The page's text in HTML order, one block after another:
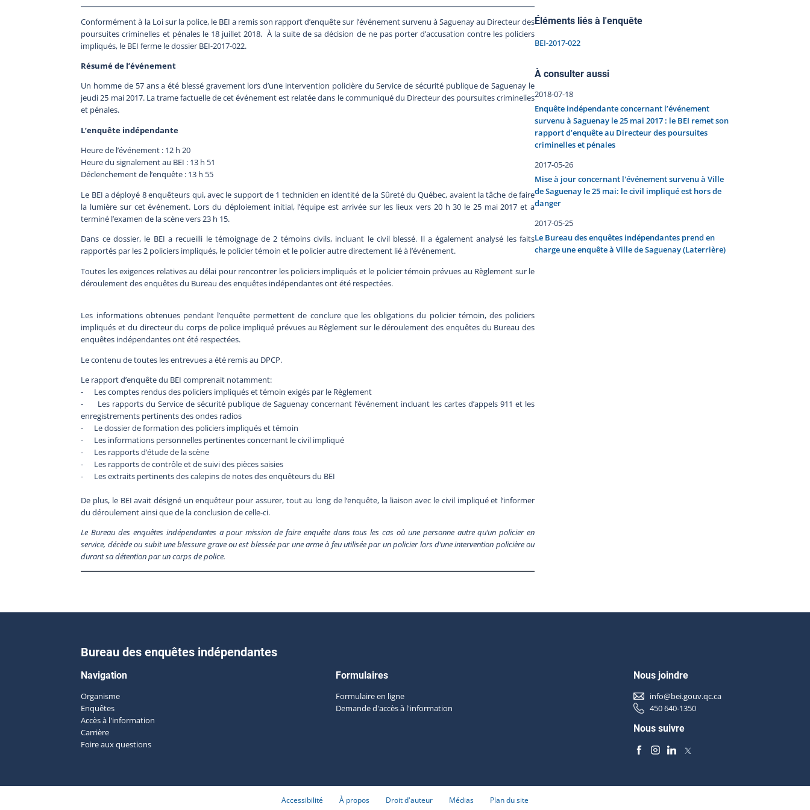
Conformément à la Loi sur la police, le BEI a remis son rapport d’enquête sur l’événement survenu à Saguenay au Directeur des
poursuites criminelles et pénales le 18 juillet 2018. À la suite de sa décision de ne pas porter d’accusation contre les policiers
impliqués, le BEI ferme le dossier BEI-2017-022.
Résumé de l’événement
Un homme de 57 ans a été blessé gravement lors d’une intervention policière du Service de sécurité publique de Saguenay le
jeudi 25 mai 2017. La trame factuelle de cet événement est relatée dans le communiqué du Directeur des poursuites criminelles
et pénales.
L’enquête indépendante
Heure de l’événement : 12 h 20
Heure du signalement au BEI : 13 h 51
Déclenchement de l’enquête : 13 h 55
Le BEI a déployé 8 enquêteurs qui, avec le support de 1 technicien en identité de la Sûreté du Québec, avaient la tâche de faire
la lumière sur cet événement. Lors du déploiement initial, l’équipe est arrivée sur les lieux vers 20 h 30 le 25 mai 2017 et a
terminé l’examen de la scène vers 23 h 15.
Dans ce dossier, le BEI a recueilli le témoignage de 2 témoins civils, incluant le civil blessé. Il a également analysé les faits
rapportés par les 2 policiers impliqués, le policier témoin et le policier autre directement lié à l’événement.
Toutes les exigences relatives au délai pour rencontrer les policiers impliqués et le policier témoin prévues au Règlement sur le
déroulement des enquêtes du Bureau des enquêtes indépendantes ont été respectées.
Les informations obtenues pendant l’enquête permettent de conclure que les obligations du policier témoin, des policiers
impliqués et du directeur du corps de police impliqué prévues au Règlement sur le déroulement des enquêtes du Bureau des
enquêtes indépendantes ont été respectées.
Le contenu de toutes les entrevues a été remis au DPCP.
Le rapport d’enquête du BEI comprenait notamment:
- Les comptes rendus des policiers impliqués et témoin exigés par le Règlement
- Les rapports du Service de sécurité publique de Saguenay concernant l’événement incluant les cartes d’appels 911 et les
enregistrements pertinents des ondes radios
- Le dossier de formation des policiers impliqués et témoin
- Les informations personnelles pertinentes concernant le civil impliqué
- Les rapports d’étude de la scène
- Les rapports de contrôle et de suivi des pièces saisies
- Les extraits pertinents des calepins de notes des enquêteurs du BEI
De plus, le BEI avait désigné un enquêteur pour assurer, tout au long de l’enquête, la liaison avec le civil impliqué et l’informer
du déroulement ainsi que de la conclusion de celle-ci.
Le Bureau des enquêtes indépendantes a pour mission de faire enquête dans tous les cas où une personne autre qu’un policier en
service, décède ou subit une blessure grave ou est blessée par une arme à feu utilisée par un policier lors d’une intervention policière ou
durant sa détention par un corps de police.
Éléments liés à l'enquête
BEI-2017-022
À consulter aussi
2018-07-18
Enquête indépendante concernant l’événement
survenu à Saguenay le 25 mai 2017 : le BEI remet son
rapport d’enquête au Directeur des poursuites
criminelles et pénales
2017-05-26
Mise à jour concernant l'événement survenu à Ville
de Saguenay le 25 mai: le civil impliqué est hors de
danger
2017-05-25
Le Bureau des enquêtes indépendantes prend en
charge une enquête à Ville de Saguenay (Laterrière)
Bureau des enquêtes indépendantes
Navigation
Organisme
Enquêtes
Accès à l'information
Carrière
Foire aux questions
Formulaires
Formulaire en ligne
Demande d'accès à l'information
Nous joindre
info@bei.gouv.qc.ca
450 640-1350
Nous suivre
Accessibilité À propos Droit d'auteur Médias Plan du site